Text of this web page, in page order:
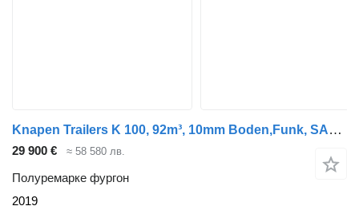
Knapen Trailers K 100, 92m³, 10mm Boden,Funk, SAF, Luft-Lift
29 900 € ≈ 58 580 лв.
Полуремарке фургон
2019